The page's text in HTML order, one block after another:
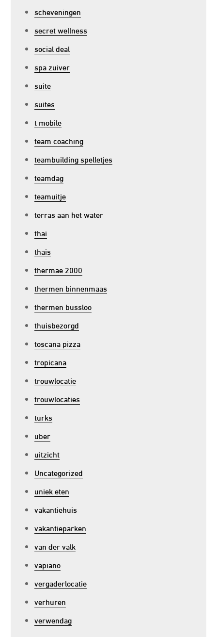
scheveningen
secret wellness
social deal
spa zuiver
suite
suites
t mobile
team coaching
teambuilding spelletjes
teamdag
teamuitje
terras aan het water
thai
thais
thermae 2000
thermen binnenmaas
thermen bussloo
thuisbezorgd
toscana pizza
tropicana
trouwlocatie
trouwlocaties
turks
uber
uitzicht
Uncategorized
uniek eten
vakantiehuis
vakantieparken
van der valk
vapiano
vergaderlocatie
verhuren
verwendag